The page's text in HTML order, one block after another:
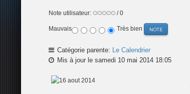
Note utilisateur: / 0
Mauvais Très bien
Catégorie parente: Le Calendrier
Mis à jour le samedi 10 mai 2014 18:05